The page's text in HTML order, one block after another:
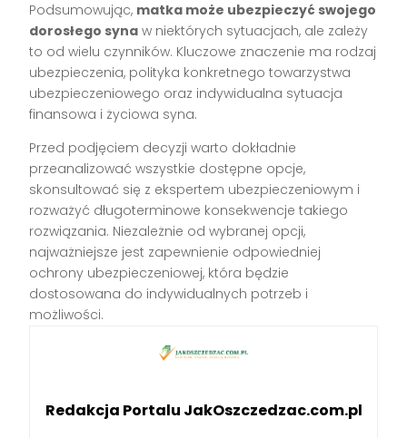
Podsumowując, matka może ubezpieczyć swojego
dorosłego syna w niektórych sytuacjach, ale zależy
to od wielu czynników. Kluczowe znaczenie ma rodzaj
ubezpieczenia, polityka konkretnego towarzystwa
ubezpieczeniowego oraz indywidualna sytuacja
finansowa i życiowa syna.
Przed podjęciem decyzji warto dokładnie
przeanalizować wszystkie dostępne opcje,
skonsultować się z ekspertem ubezpieczeniowym i
rozważyć długoterminowe konsekwencje takiego
rozwiązania. Niezależnie od wybranej opcji,
najważniejsze jest zapewnienie odpowiedniej
ochrony ubezpieczeniowej, która będzie
dostosowana do indywidualnych potrzeb i
możliwości.
Redakcja Portalu JakOszczedzac.com.pl